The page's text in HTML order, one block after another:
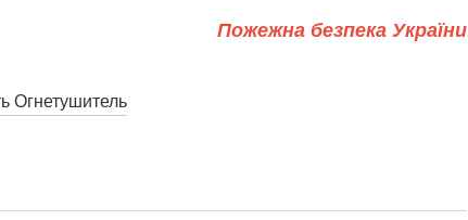
Пожежна безпека України